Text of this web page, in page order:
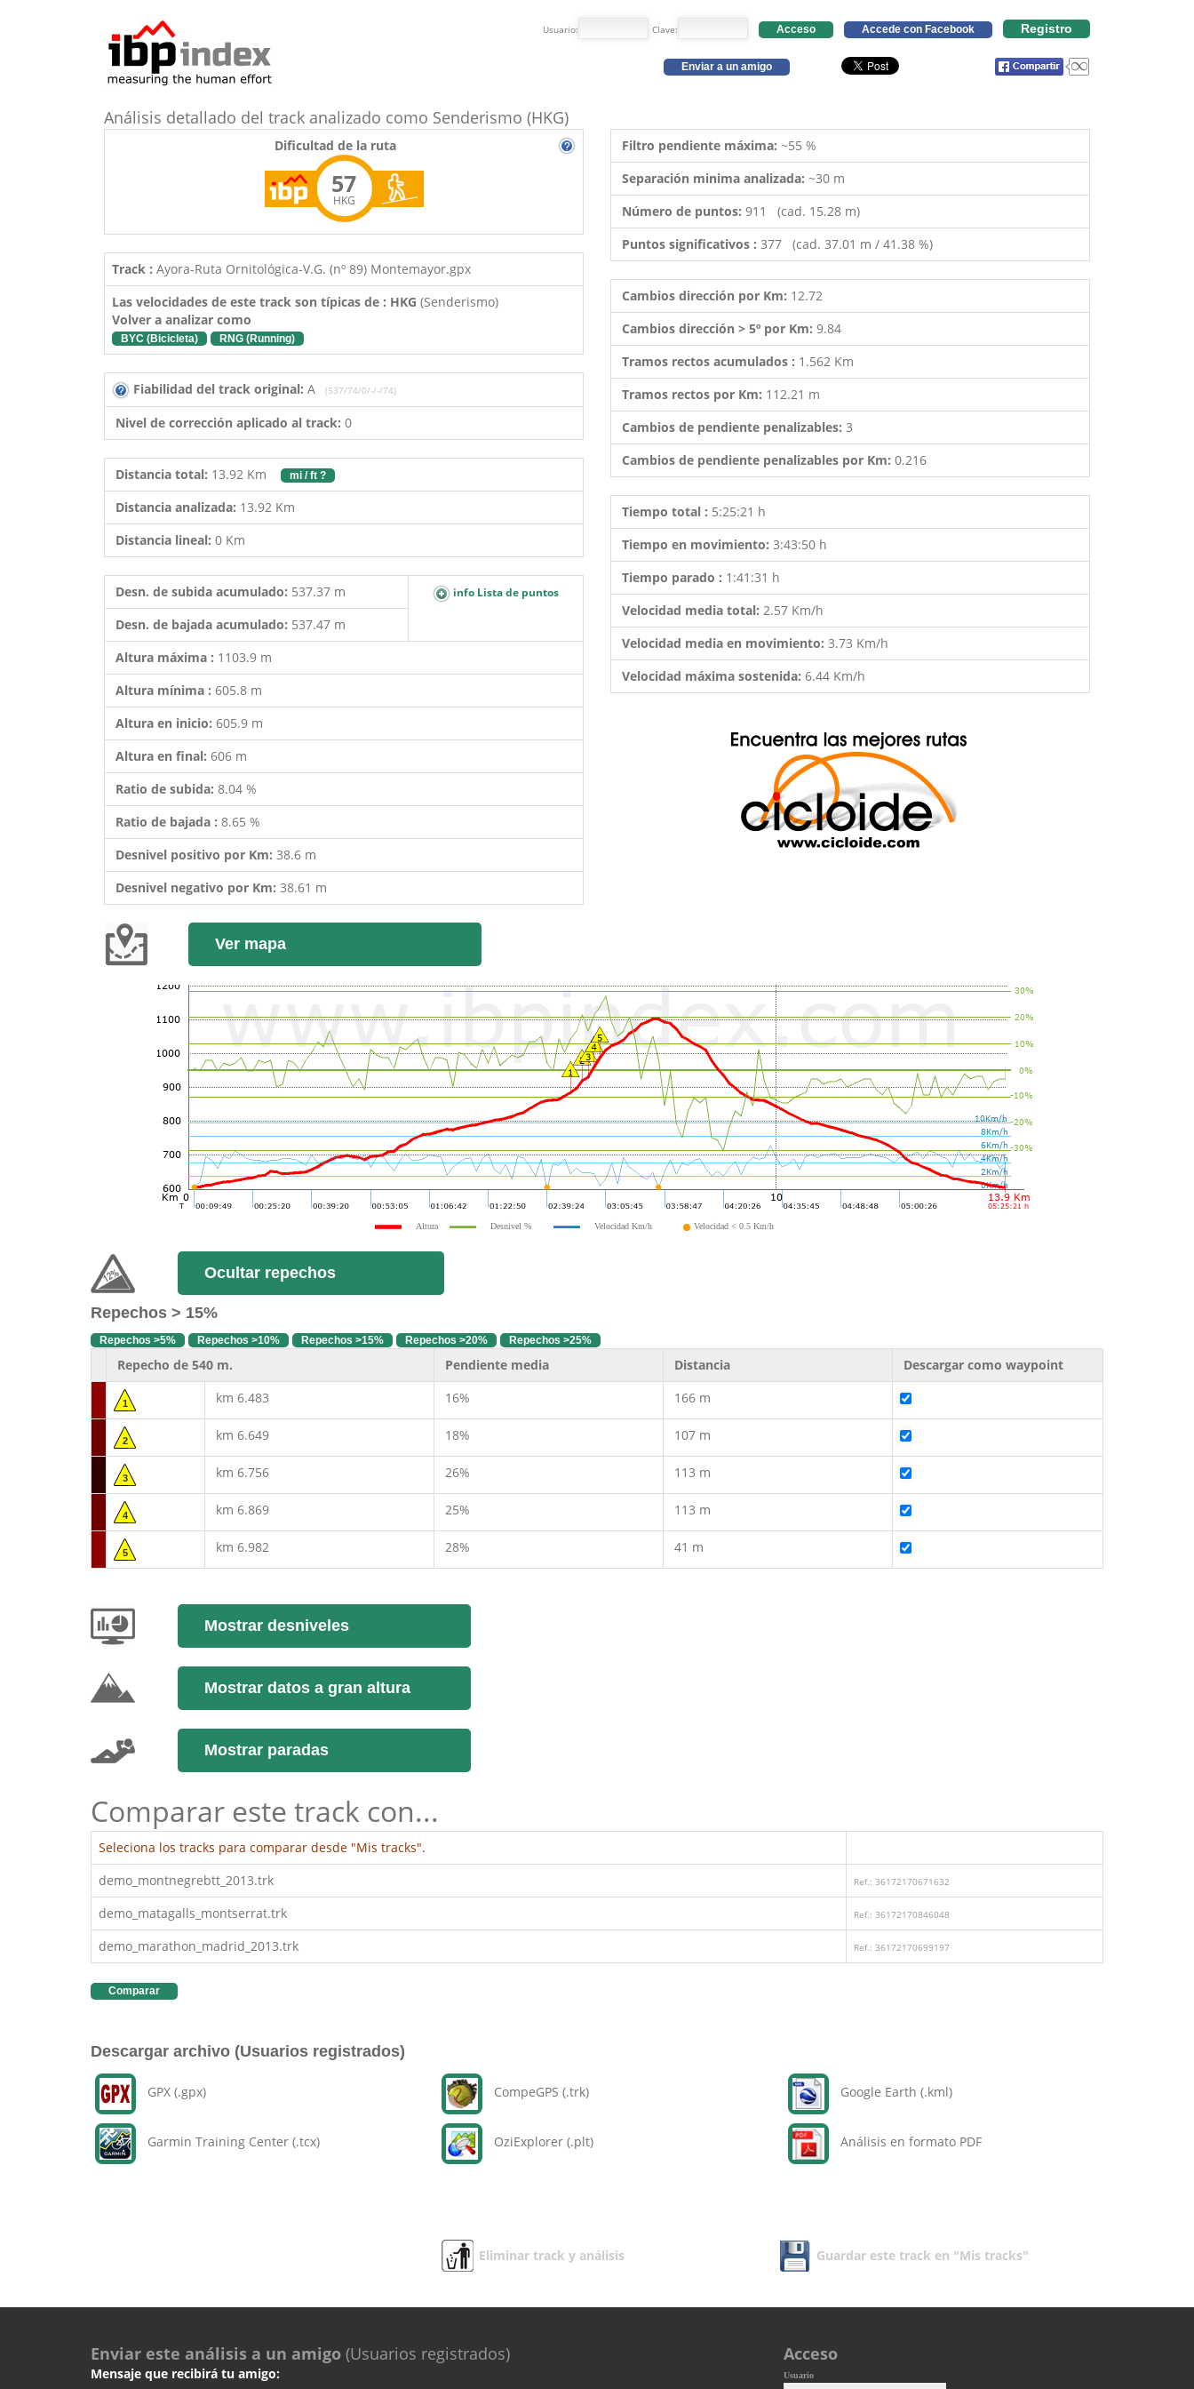
Usuario: Clave: Acceso Accede con Facebook Registro
Enviar a un amigo
Análisis detallado del track analizado como Senderismo (HKG)
Dificultad de la ruta
57
HKG
Track : Ayora-Ruta Ornitológica-V.G. (nº 89) Montemayor.gpx
Las velocidades de este track son típicas de : HKG (Senderismo)
Volver a analizar como
BYC (Bicicleta) RNG (Running)
Fiabilidad del track original: A (537/74/0/-/-/74)
Nivel de corrección aplicado al track: 0
Distancia total: 13.92 Km mi / ft ?
Distancia analizada: 13.92 Km
Distancia lineal: 0 Km
Desn. de subida acumulado: 537.37 m info Lista de puntos
Desn. de bajada acumulado: 537.47 m
Altura máxima : 1103.9 m
Altura mínima : 605.8 m
Altura en inicio: 605.9 m
Altura en final: 606 m
Ratio de subida: 8.04 %
Ratio de bajada : 8.65 %
Desnivel positivo por Km: 38.6 m
Desnivel negativo por Km: 38.61 m
Filtro pendiente máxima: ~55 %
Separación minima analizada: ~30 m
Número de puntos: 911 (cad. 15.28 m)
Puntos significativos : 377 (cad. 37.01 m / 41.38 %)
Cambios dirección por Km: 12.72
Cambios dirección > 5º por Km: 9.84
Tramos rectos acumulados : 1.562 Km
Tramos rectos por Km: 112.21 m
Cambios de pendiente penalizables: 3
Cambios de pendiente penalizables por Km: 0.216
Tiempo total : 5:25:21 h
Tiempo en movimiento: 3:43:50 h
Tiempo parado : 1:41:31 h
Velocidad media total: 2.57 Km/h
Velocidad media en movimiento: 3.73 Km/h
Velocidad máxima sostenida: 6.44 Km/h
Ver mapa
Altura Desnivel % Velocidad Km/h Velocidad < 0.5 Km/h
Ocultar repechos
Repechos > 15%
Repechos >5% Repechos >10% Repechos >15% Repechos >20% Repechos >25%
Repecho de 540 m. Pendiente media Distancia Descargar como waypoint
1 km 6.483 16% 166 m
2 km 6.649 18% 107 m
3 km 6.756 26% 113 m
4 km 6.869 25% 113 m
5 km 6.982 28% 41 m
Mostrar desniveles
Mostrar datos a gran altura
Mostrar paradas
Comparar este track con...
Seleciona los tracks para comparar desde "Mis tracks".
demo_montnegrebtt_2013.trk
Ref.: 36172170671632
demo_matagalls_montserrat.trk Ref.: 36172170846048
demo_marathon_madrid_2013.trk Ref.: 36172170699197
Comparar
Descargar archivo (Usuarios registrados)
GPX (.gpx)
Garmin Training Center (.tcx)
CompeGPS (.trk)
OziExplorer (.plt)
Google Earth (.kml)
Análisis en formato PDF
Eliminar track y análisis Guardar este track en "Mis tracks"
Enviar este análisis a un amigo (Usuarios registrados)
Mensaje que recibirá tu amigo:
Acceso
Usuario